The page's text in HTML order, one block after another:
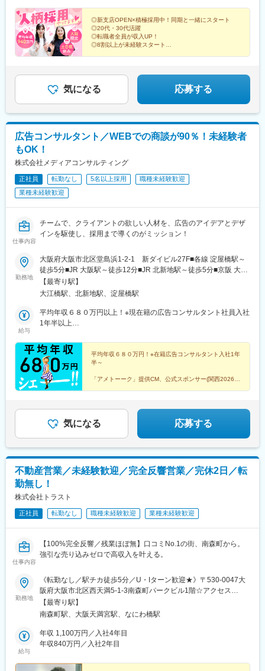
◎新支店OPEN×積極採用中！同期と一緒にスタート
◎20代・30代活躍
◎転職者全員が収入UP！
◎8割以上が未経験スタート
◎リモートOK！
気になる 応募する
広告コンサルタント／WEBでの商談が90％！未経験者
もOK！
株式会社メディアコンサルティング
正社員 転勤なし 5名以上採用
職種未経験歓迎
業種未経験歓迎
仕事内容
チームで、クライアントの欲しい人材を、広告のアイデアとデザ
インを駆使し、採用まで導くのがミッション！
勤務地
大阪府大阪市北区堂島浜1-2-1 新ダイビル27F■各線 淀屋橋駅～
徒歩5分■JR 大阪駅～徒歩12分■JR 北新地駅～徒歩5分■京阪 大江
橋駅～徒歩2分 ■地下鉄 西梅田駅～徒歩6分※転勤なし
【最寄り駅】
大江橋駅、北新地駅、淀屋橋駅
給与
平均年収６８０万円以上！※現在籍の広告コンサルタント社員入社
1年半以上
平均年収６８０万円！※在籍広告コンサルタント入社1年
半～
「アメトーーク」提供CM、公式スポンサー(関西2026年
新事業、美容系サロンのOPEN決定！企画運営の参加も
OK！
気になる 応募する
不動産営業／未経験歓迎／完全反響営業／完休2日／転
勤無し！
株式会社トラスト
正社員 転勤なし 職種未経験歓迎 業種未経験歓迎
仕事内容
【100%完全反響／残業ほぼ無】口コミNo.1の街、南森町から。
強引な売り込みゼロで高収入を叶える。
勤務地
《転勤なし／駅チカ徒歩5分／U・Iターン歓迎★》〒530-0047大
阪府大阪市北区西天満5-1-3南森町パークビル1階☆アクセス
OsakaMetro谷町線 南森町駅 徒歩2分JR東西線 大阪天満宮
駅 徒歩3分OsakaMetro堺筋線 扇町駅 徒歩9分
【最寄り駅】
南森町駅、大阪天満宮駅、なにわ橋駅
給与
年収 1,100万円／入社4年目
年収840万円／入社2年目